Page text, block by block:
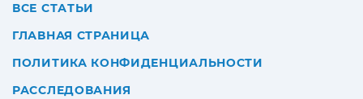
ВСЕ СТАТЬИ
ГЛАВНАЯ СТРАНИЦА
ПОЛИТИКА КОНФИДЕНЦИАЛЬНОСТИ
РАССЛЕДОВАНИЯ